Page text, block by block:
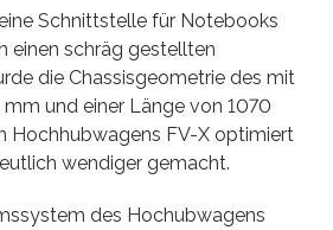
Schnittstelle für Notebooks
einen schräg gestellten
die Chassisgeometrie des mit
und einer Länge von 1070
Hochhubwagens FV-X optimiert
wendiger gemacht.
des Hochubwagens